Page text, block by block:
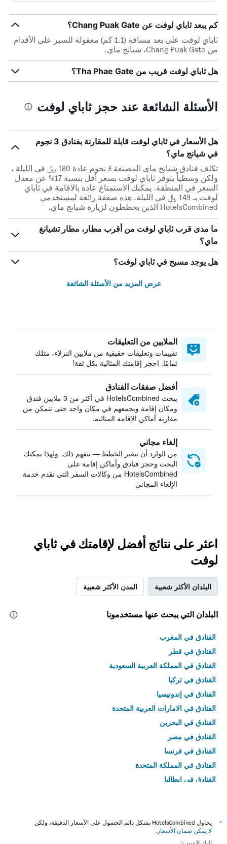
كم يبعد ثاباي لوفت عن Chang Puak Gate؟
ثاباي لوفت على بعد مسافة (1.1 كم) معقولة للسير على الأقدام
من Chang Puak Gate، شيانج ماي.
هل ثاباي لوفت قريب من Tha Phae Gate؟
الأسئلة الشائعة عند حجز ثاباي لوفت
هل الأسعار في ثاباي لوفت قابلة للمقارنة بفنادق 3 نجوم
في شيانج ماي؟
تكلف فنادق شيانج ماي المصنفة 3 نجوم عادة 180 ﷼ في الليلة ،
ولكن وسطياً يتوفر ثاباي لوفت بسعر أقل بنسبة 17% عن معدل
السعر في المنطقة. يمكنك الاستمتاع عادة بالاقامة في ثاباي
لوفت بـ 149 ﷼ في الليلة. هذه صفقة رائعة لمستخدمي
HotelsCombined الذين يخططون لزيارة شيانج ماي.
ما مدى قرب ثاباي لوفت من أقرب مطار، مطار تشيانغ
ماي؟
هل يوجد مسبح في ثاباي لوفت؟
عرض المزيد من الأسئلة الشائعة
الملايين من التعليقات
تقييمات وتعليقات حقيقية من ملايين النزلاء، مثلك
تمامًا. احجز إقامتك المثالية بكل ثقة!
أفضل صفقات الفنادق
يبحث HotelsCombined في أكثر من 3 ملايين فندق
ومكان إقامة ويجمعهم في مكان واحد حتى تتمكن من
مقارنة أماكن الإقامة المثالية.
إلغاء مجاني
من الوارد أن تتغير الخطط — نتفهم ذلك. ولهذا يمكنك
البحث وحجز فنادق وأماكن إقامة على
HotelsCombined من وكالات السفر التي تقدم خدمة
الإلغاء المجاني
اعثر على نتائج أفضل لإقامتك في ثاباي
لوفت
البلدان الأكثر شعبية المدن الأكثر شعبية
البلدان التي يبحث عنها مستخدمونا
الفنادق في المغرب
الفنادق في قطر
الفنادق في المملكة العربية السعودية
الفنادق في تركيا
الفنادق في إندونيسيا
الفنادق في الامارات العربية المتحدة
الفنادق في البحرين
الفنادق في مصر
الفنادق في فرنسا
الفنادق في المملكة المتحدة
الفنادق في إيطاليا
*
يحاول HotelsCombined بشكل دائم الحصول على الأسعار الدقيقة، ولكن
لا يمكن ضمان الأسعار .